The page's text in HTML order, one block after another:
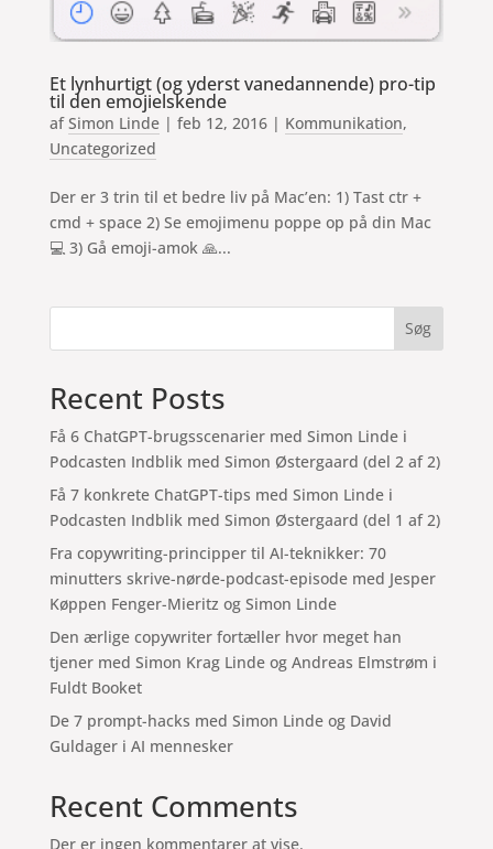
Et lynhurtigt (og yderst vanedannende) pro-tip
til den emojielskende
afSimon Linde| feb 12, 2016| Kommunikation,
Uncategorized
Der er 3 trin til et bedre liv på Mac’en: 1) Tast ctr +
cmd + space 2) Se emojimenu poppe op på din Mac
💻 3) Gå emoji-amok 🙏...
Søg
Recent Posts
Få 6 ChatGPT-brugsscenarier med Simon Linde i
Podcasten Indblik med Simon Østergaard (del 2 af 2)
Få 7 konkrete ChatGPT-tips med Simon Linde i
Podcasten Indblik med Simon Østergaard (del 1 af 2)
Fra copywriting-principper til AI-teknikker: 70
minutters skrive-nørde-podcast-episode med Jesper
Køppen Fenger-Mieritz og Simon Linde
Den ærlige copywriter fortæller hvor meget han
tjener med Simon Krag Linde og Andreas Elmstrøm i
Fuldt Booket
De 7 prompt-hacks med Simon Linde og David
Guldager i AI mennesker
Recent Comments
Der er ingen kommentarer at vise.